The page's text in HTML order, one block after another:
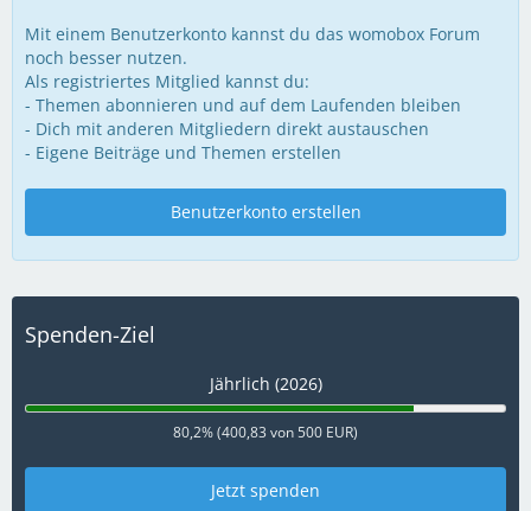
Mit einem Benutzerkonto kannst du das womobox Forum
noch besser nutzen.
Als registriertes Mitglied kannst du:
- Themen abonnieren und auf dem Laufenden bleiben
- Dich mit anderen Mitgliedern direkt austauschen
- Eigene Beiträge und Themen erstellen
Benutzerkonto erstellen
Spenden-Ziel
Jährlich (2026)
80,2% (400,83 von 500 EUR)
Jetzt spenden